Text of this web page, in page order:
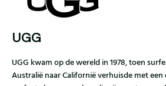
UGG
UGG kwam op de wereld in 1978, toen
Australië naar Californië verhuisde met